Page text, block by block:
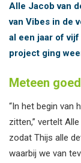
Alle Jacob van
van Vibes in de
al een jaar of vijf
project ging
Meteen
“In het begin van
zitten,” vertelt
zodat Thijs alle
waarbij we van